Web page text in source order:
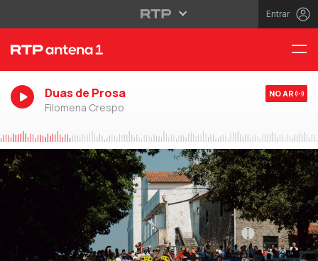
Entrar
Duas de Prosa
Filomena Crespo
NO AR